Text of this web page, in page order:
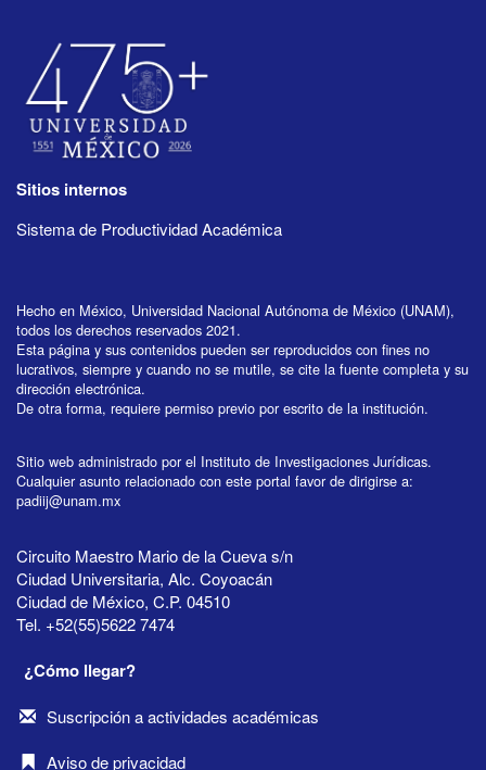
Sitios internos
Sistema de Productividad Académica
Hecho en México, Universidad Nacional Autónoma de México (UNAM),
todos los derechos reservados 2021.
Esta página y sus contenidos pueden ser reproducidos con fines no
lucrativos, siempre y cuando no se mutile, se cite la fuente completa y su
dirección electrónica.
De otra forma, requiere permiso previo por escrito de la institución.
Sitio web administrado por el Instituto de Investigaciones Jurídicas.
Cualquier asunto relacionado con este portal favor de dirigirse a:
padiij@unam.mx
Circuito Maestro Mario de la Cueva s/n
Ciudad Universitaria, Alc. Coyoacán
Ciudad de México, C.P. 04510
Tel. +52(55)5622 7474
¿Cómo llegar?
Suscripción a actividades académicas
Aviso de privacidad